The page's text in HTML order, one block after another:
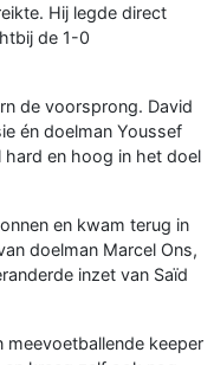
Hij legde direct
de 1-0
de voorsprong. David
én doelman Youssef
hard en hoog in het doel
en kwam terug in
doelman Marcel Ons,
inzet van Saïd
meevoetballende keeper